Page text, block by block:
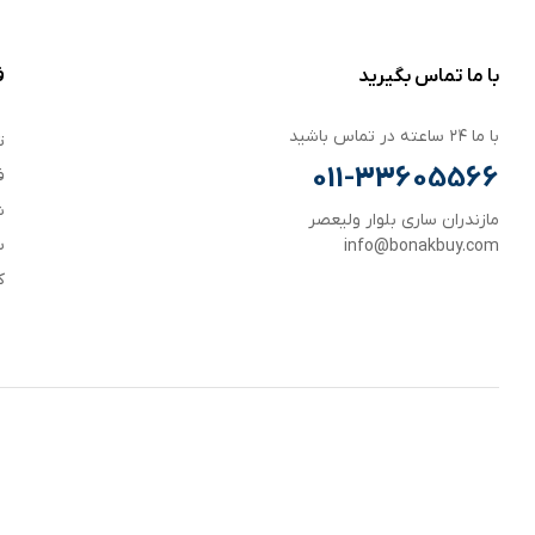
با ما تماس بگیرید
با ما ۲۴ ساعته در تماس باشید
011-33605566
مازندران ساری بلوار ولیعصر
info@bonakbuy.com